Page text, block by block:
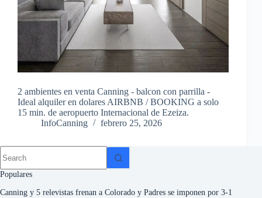
2 ambientes en venta Canning - balcon con parrilla -
Ideal alquiler en dolares AIRBNB / BOOKING a solo
15 min. de aeropuerto Internacional de Ezeiza.
InfoCanning
febrero 25, 2026
Populares
Canning y 5 relevistas frenan a Colorado y Padres se imponen por 3-1